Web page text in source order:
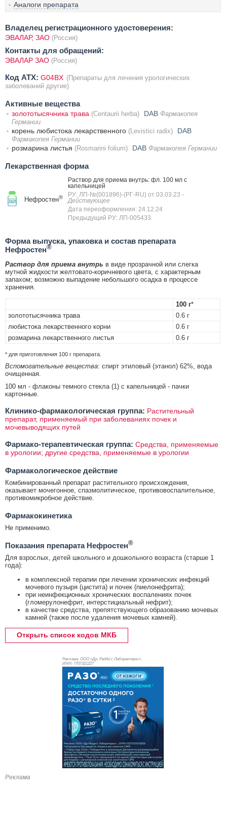
Аналоги препарата
Владелец регистрационного удостоверения:
ЭВАЛАР, ЗАО (Россия)
Контакты для обращений:
ЭВАЛАР ЗАО (Россия)
Код ATX: G04BX (Препараты для лечения урологических
заболеваний другие)
Активные вещества
золототысячника трава (Centaurii herba) DAB Фармакопея
Германии
корень любистока лекарственного (Levistici radix) DAB
Фармакопея Германии
розмарина листья (Rosmarini folium) DAB Фармакопея Германии
Лекарственная форма
Нефростен®
Раствор для приема внутрь: фл. 100 мл с
капельницей
РУ: ЛП-№(001896)-(РГ-RU) от 03.03.23 -
Действующее
Дата переоформления: 24.12.24
Предыдущий РУ: ЛП-005433
Форма выпуска, упаковка и состав препарата
Нефростен®
Раствор для приема внутрь в виде прозрачной или слегка
мутной жидкости желтовато-коричневого цвета, с характерным
запахом; возможно выпадение небольшого осадка в процессе
хранения.
100 г*
золототысячника трава
0.6 г
любистока лекарственного корни
0.6 г
розмарина лекарственного листья
0.6 г
* для приготовления 100 г препарата.
Вспомогательные вещества: спирт этиловый (этанол) 62%, вода
очищенная.
100 мл - флаконы темного стекла (1) с капельницей - пачки
картонные.
Клинико-фармакологическая группа: Растительный
препарат, применяемый при заболеваниях почек и
мочевыводящих путей
Фармако-терапевтическая группа: Средства, применяемые
в урологии; другие средства, применяемые в урологии
Фармакологическое действие
Комбинированный препарат растительного происхождения,
оказывает мочегонное, спазмолитическое, противовоспалительное,
противомикробное действие.
Фармакокинетика
Не применимо.
Показания препарата Нефростен®
Для взрослых, детей школьного и дошкольного возраста (старше 1
года):
в комплексной терапии при лечении хронических инфекций
мочевого пузыря (цистита) и почек (пиелонефрита);
при неинфекционных хронических воспалениях почек
(гломерулонефрит, интерстициальный нефрит);
в качестве средства, препятствующего образованию мочевых
камней (также после удаления мочевых камней).
Открыть список кодов МКБ
Реклама. ООО «Др. Редди’с Лабораторис»,
ИНН: 7707321227
Реклама